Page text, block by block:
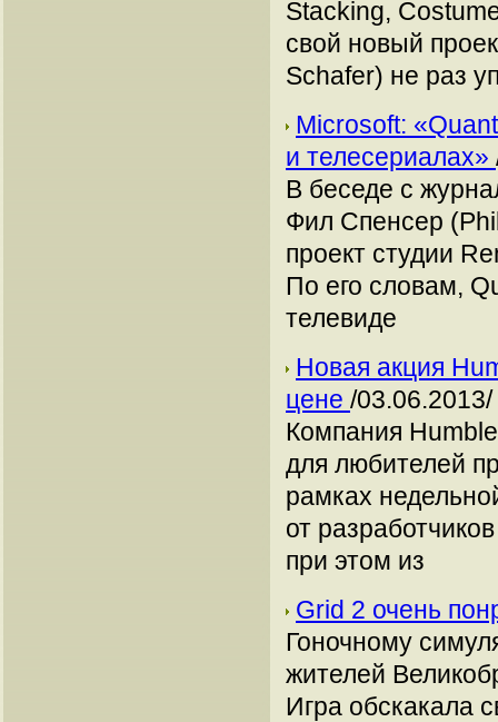
Stacking,
свой новый
Schafer) не раз
Microsoft:
и телесериалах»
В беседе с
Фил Спенсер
проект студии
По его словам,
телевиде
Новая акция
цене /03.06.2013/
Компания
для любителей
рамках
от
при этом из
Grid 2 очень
Гоночному
жителей
Игра обскакала